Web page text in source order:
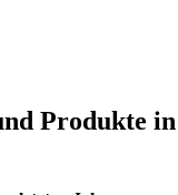
Produkte in